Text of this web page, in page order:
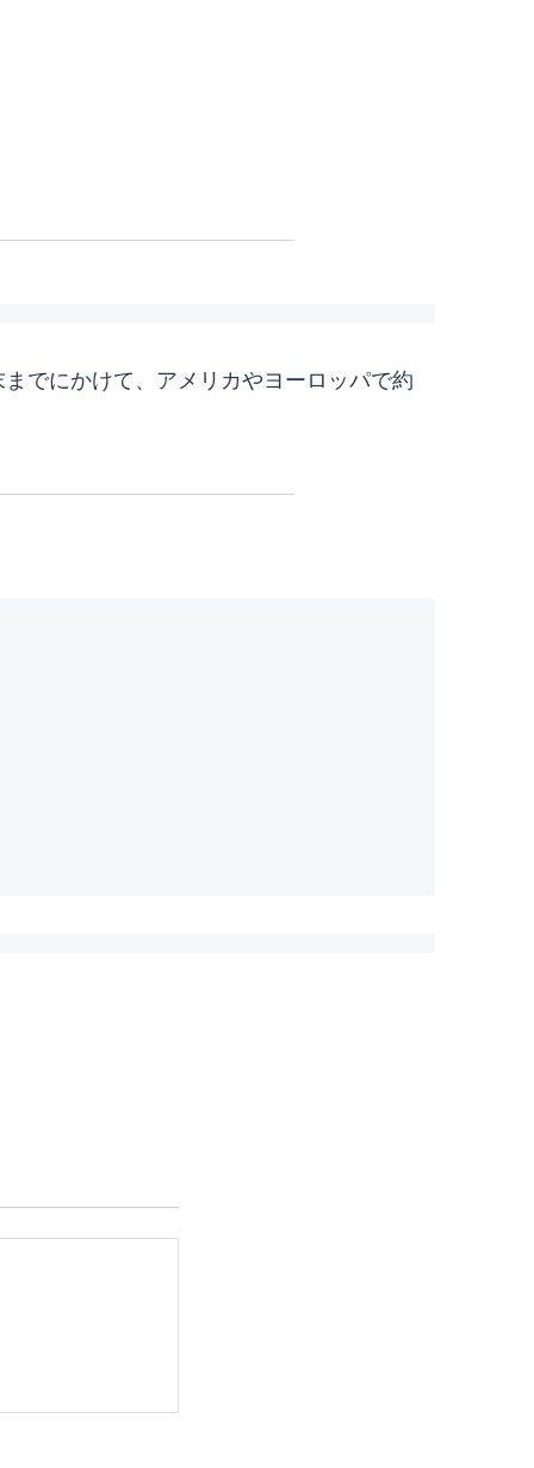
でにかけて、アメリカやヨーロッパで約